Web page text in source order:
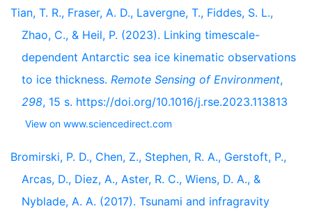
Tian, T. R., Fraser, A. D., Lavergne, T., Fiddes, S. L.,
Zhao, C., & Heil, P. (2023). Linking timescale-
dependent Antarctic sea ice kinematic observations
to ice thickness. Remote Sensing of Environment,
298, 15 s. https://doi.org/10.1016/j.rse.2023.113813
View on www.sciencedirect.com
Bromirski, P. D., Chen, Z., Stephen, R. A., Gerstoft, P.,
Arcas, D., Diez, A., Aster, R. C., Wiens, D. A., &
Nyblade, A. A. (2017). Tsunami and infragravity